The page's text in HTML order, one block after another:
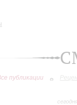
публикации